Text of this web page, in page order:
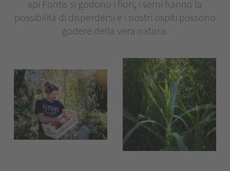
api Fontis si godono i fiori, i semi hanno la
possibilità di disperdersi e i nostri ospiti possono
godere della vera natura.